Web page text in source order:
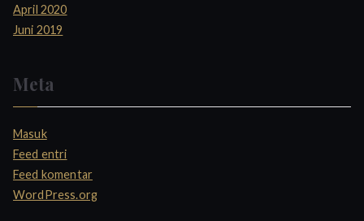
April 2020
Juni 2019
Meta
Masuk
Feed entri
Feed komentar
WordPress.org